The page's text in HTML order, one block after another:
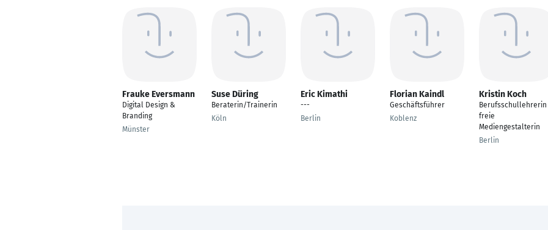
Frauke Eversmann
Digital Design &
Branding
Münster
Suse Düring
Beraterin/Trainerin
Köln
Eric Kimathi
---
Berlin
Florian Kaindl
Geschäftsführer
Koblenz
Kristin Koch
Berufsschullehrerin |
freie
Mediengestalterin
Berlin